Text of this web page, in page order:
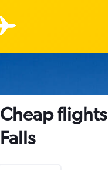
Cheap
Falls